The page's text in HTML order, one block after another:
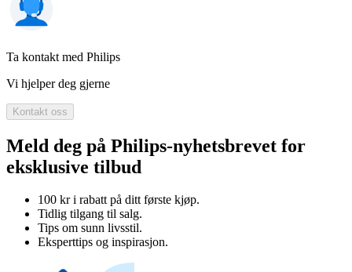
Ta kontakt med Philips
Vi hjelper deg gjerne
Kontakt oss
Meld deg på Philips-nyhetsbrevet for
eksklusive tilbud
100 kr i rabatt på ditt første kjøp.
Tidlig tilgang til salg.
Tips om sunn livsstil.
Eksperttips og inspirasjon.